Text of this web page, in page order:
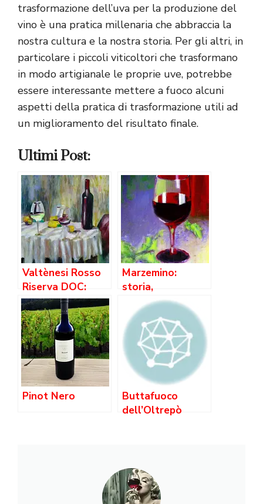
trasformazione dell’uva per la produzione del
vino è una pratica millenaria che abbraccia la
nostra cultura e la nostra storia. Per gli altri, in
particolare i piccoli viticoltori che trasformano
in modo artigianale le proprie uve, potrebbe
essere interessante mettere a fuoco alcuni
aspetti della pratica di trasformazione utili ad
un miglioramento del risultato finale.
Ultimi Post:
Valtènesi Rosso
Riserva DOC:
Guida Completa
al Vino del Garda
Marzemino:
storia,
abbinamenti e
caratteristiche di
questo vitigno
autoctono
Pinot Nero
Buttafuoco
dell’Oltrepò